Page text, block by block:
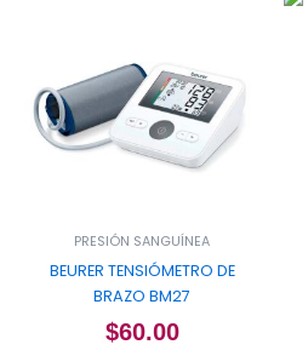
PRESIÓN SANGUÍNEA
BEURER TENSIÓMETRO DE
BRAZO BM27
$60.00